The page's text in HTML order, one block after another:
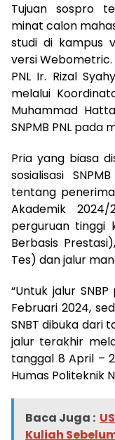
Tujuan sospro
minat calon
studi di kampus
versi
PNL Ir. Rizal
melalui
Muhammad
SNPMB PNL pada
Pria yang biasa
sosialisasi
tentang
Akademik
perguruan tinggi
Berbasis
Tes) dan jalur
“Untuk jalur
Februari 2024,
SNBT dibuka dari
jalur terakhir
tanggal 8 April –
Humas Politeknik
Baca Juga :
Kuliah